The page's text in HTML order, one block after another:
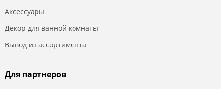
Аксессуары
Декор для ванной комнаты
Вывод из ассортимента
Для партнеров